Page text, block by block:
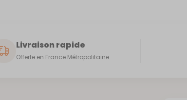
Livraison rapide
Offerte en France Métropolitaine